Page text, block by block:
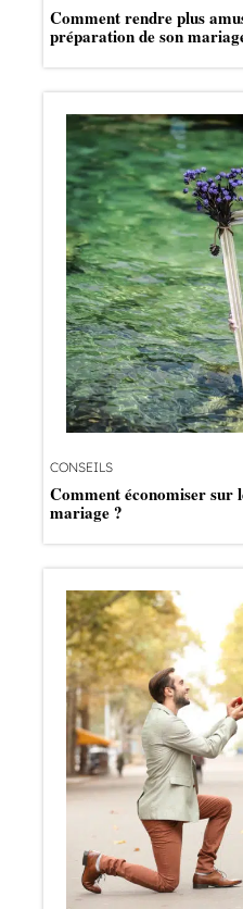
Comment rendre plus
préparation de son
CONSEILS
Comment économiser sur
mariage ?